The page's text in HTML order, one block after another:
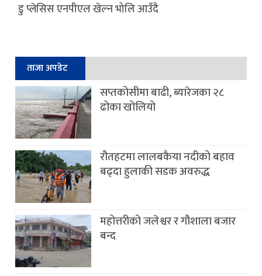
डु प्लेसिस एनपीएल खेल्न भोलि आउँदै
ताजा अपडेट
सप्तकोसीमा बाढी, ब्यारेजका २८
ढोका खोलियो
रौतहटमा लालबकैया नदीको बहाव
बढ्दा हुलाकी सडक अवरुद्ध
महोत्तरीको जलेश्वर र गौशाला बजार
बन्द